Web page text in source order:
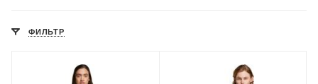
ФИЛЬТР